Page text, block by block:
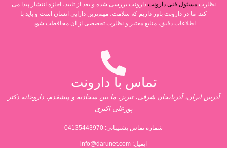
نظارتمسئول فنی دارونت دارونت بررسی شده و بعد از تایید، اجازه انتشار پیدا می
کند. ما در دارونت باور داریم که سلامت، مهم‌ترین دارایی انسان است و باید با
اطلاعات دقیق، منابع معتبر و نظارت تخصصی از آن محافظت شود.
تماس با دارونت
آدرس:ایران، آذربایجان شرقی، تبریز، ما بین سجادیه و پیشقدم، داروخانه دکتر
پورعلی اکبری
شماره تماس پشتیبانی: 04135443970
ایمیل: info@darunet.com